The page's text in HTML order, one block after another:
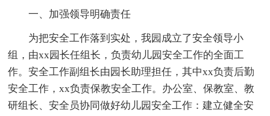
一、加强领导明确责任
为把安全工作落到实处，我园成立了安全领导小
组，由xx园长任组长，负责幼儿园安全工作的全面工
作。安全工作副组长由园长助理担任，其中xx负责后勤
安全工作，xx负责保教安全工作。办公室、保教室、教
研组长、安全员协同做好幼儿园安全工作：建立健全安